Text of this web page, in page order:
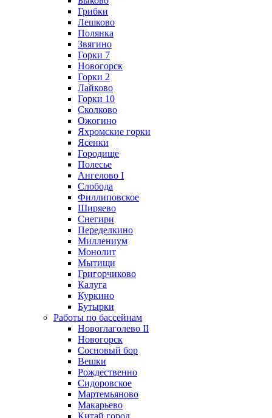
Грибки
Лешково
Полянка
Звягино
Горки 7
Новогорск
Горки 2
Лайково
Горки 10
Сколково
Ожогино
Яхромские горки
Ясенки
Городище
Полесье
Ангелово I
Слобода
Филлиповское
Ширяево
Снегири
Переделкино
Миллениум
Монолит
Мытищи
Григорчиково
Калуга
Куркино
Бутырки
Работы по бассейнам
Новоглаголево II
Новогорск
Сосновый бор
Вешки
Рождественно
Сидоровское
Мартемьяново
Макарьево
Китай город